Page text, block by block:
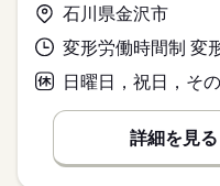
石川県金沢市
日曜日，祝日，そ
詳細を見る